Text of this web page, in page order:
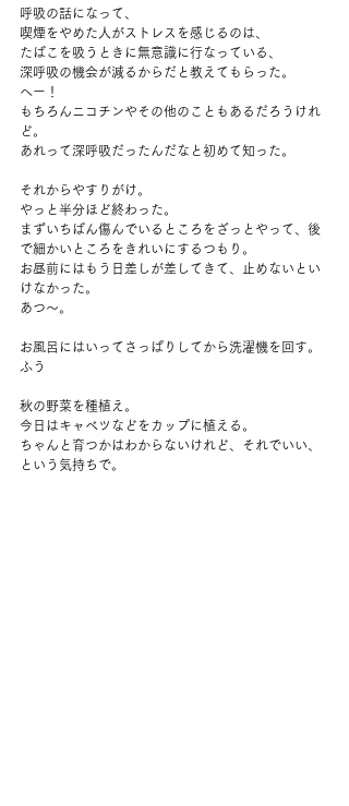
呼吸の話になって、
喫煙をやめた人がストレスを感じるのは、
たばこを吸うときに無意識に行なっている、
深呼吸の機会が減るからだと教えてもらった。
へー！
もちろんニコチンやその他のこともあるだろうけれ
ど。
あれって深呼吸だったんだなと初めて知った。
それからやすりがけ。
やっと半分ほど終わった。
まずいちばん傷んでいるところをざっとやって、後
で細かいところをきれいにするつもり。
お昼前にはもう日差しが差してきて、止めないとい
けなかった。
あつ～。
お風呂にはいってさっぱりしてから洗濯機を回す。
ふう
秋の野菜を種植え。
今日はキャベツなどをカップに植える。
ちゃんと育つかはわからないけれど、それでいい、
という気持ちで。